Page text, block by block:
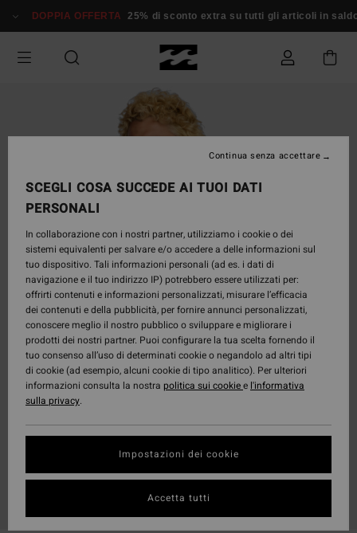
alle
prodotto
DOPPIA OFFERTA 25% di sconto extra su tutti gli articoli in
SCEGLI COSA SUCCEDE AI TUOI DATI
PERSONALI
In collaborazione con i nostri partner, utilizziamo i cookie o dei
sistemi equivalenti per salvare e/o accedere a delle informazioni sul
tuo dispositivo. Tali informazioni personali (ad es. i dati di
navigazione e il tuo indirizzo IP) potrebbero essere utilizzati per:
offrirti contenuti e informazioni personalizzati, misurare l’efficacia
dei contenuti e della pubblicità, per fornire annunci personalizzati,
conoscere meglio il nostro pubblico o sviluppare e migliorare i
prodotti dei nostri partner. Puoi configurare la tua scelta fornendo il
tuo consenso all’uso di determinati cookie o negandolo ad altri tipi
di cookie (ad esempio, alcuni cookie di tipo analitico). Per ulteriori
informazioni consulta la nostra politica sui cookiee l'informativa
sulla privacy.
Impostazioni dei cookie
Continua senza accettare
Accetta tutti